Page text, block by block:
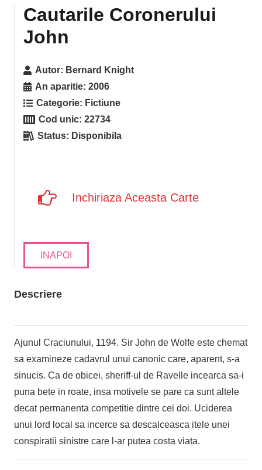
Cautarile Coronerului
John
Autor: Bernard Knight
An aparitie:2006
Categorie: Fictiune
Cod unic:22734
Status: Disponibila
Inchiriaza Aceasta Carte
INAPOI
Descriere
Ajunul Craciunului, 1194. Sir John de Wolfe este chemat
sa examineze cadavrul unui canonic care, aparent, s-a
sinucis. Ca de obicei, sheriff-ul de Ravelle incearca sa-i
puna bete in roate, insa motivele se pare ca sunt altele
decat permanenta competitie dintre cei doi. Uciderea
unui lord local sa incerce sa descalceasca itele unei
conspiratii sinistre care l-ar putea costa viata.